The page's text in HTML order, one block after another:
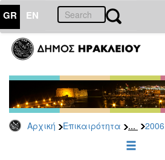
GR EN
Αρχική Επικαιρότητα ... 2006
ΕΠΙΚΑΙΡΟΤΗΤΑ
Τύπου
Αρχείο
2026
2025